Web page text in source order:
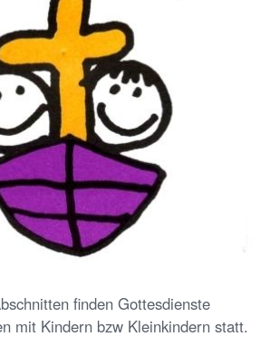
finden Gottesdienste
mit Kindern bzw Kleinkindern statt.